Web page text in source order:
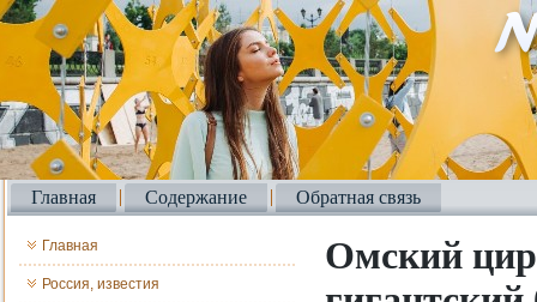
Главная Содержание Обратная связь
Главная
Россия, известия
Омский